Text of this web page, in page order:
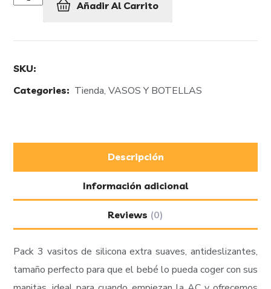
SKU:
Categories: Tienda,VASOS Y BOTELLAS
Añadir Al Carrito
Descripción
Información adicional
Reviews (0)
Pack 3 vasitos de silicona extra suaves, antideslizantes,
tamaño perfecto para que el bebé lo pueda coger con sus